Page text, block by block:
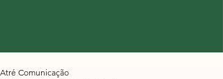
Atré Comunicação